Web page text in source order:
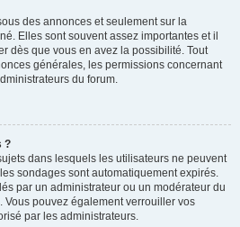
des annonces et seulement sur la
Elles sont souvent assez importantes et il
dès que vous en avez la possibilité. Tout
générales, les permissions concernant
du forum.
?
dans lesquels les utilisateurs ne peuvent
sondages sont automatiquement expirés.
par un administrateur ou un modérateur du
Vous pouvez également verrouiller vos
par les administrateurs.